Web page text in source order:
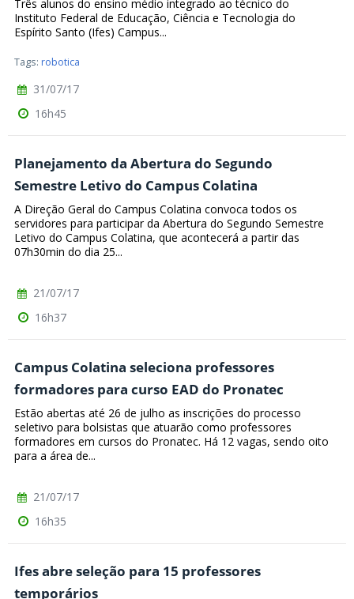
Três alunos do ensino médio integrado ao técnico do
Instituto Federal de Educação, Ciência e Tecnologia do
Espírito Santo (Ifes) Campus...
Tags: robotica
31/07/17
16h45
Planejamento da Abertura do Segundo
Semestre Letivo do Campus Colatina
A Direção Geral do Campus Colatina convoca todos os
servidores para participar da Abertura do Segundo Semestre
Letivo do Campus Colatina, que acontecerá a partir das
07h30min do dia 25...
21/07/17
16h37
Campus Colatina seleciona professores
formadores para curso EAD do Pronatec
Estão abertas até 26 de julho as inscrições do processo
seletivo para bolsistas que atuarão como professores
formadores em cursos do Pronatec. Há 12 vagas, sendo oito
para a área de...
21/07/17
16h35
Ifes abre seleção para 15 professores
temporários